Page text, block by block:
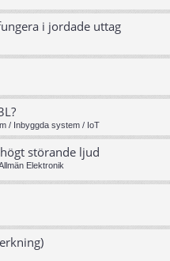
i jordade uttag
/ Inbyggda system / IoT
störande ljud
Elektronik